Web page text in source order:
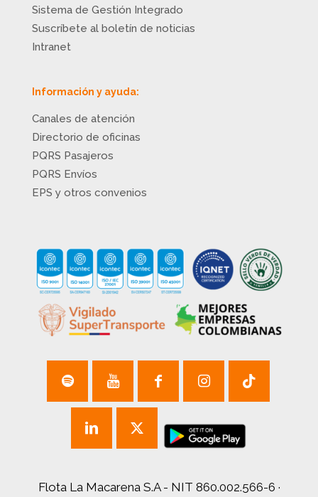
Sistema de Gestión Integrado
Suscríbete al boletín de noticias
Intranet
Información y ayuda:
Canales de atención
Directorio de oficinas
PQRS Pasajeros
PQRS Envíos
EPS y otros convenios
Flota La Macarena S.A - NIT 860.002.566-6 ·